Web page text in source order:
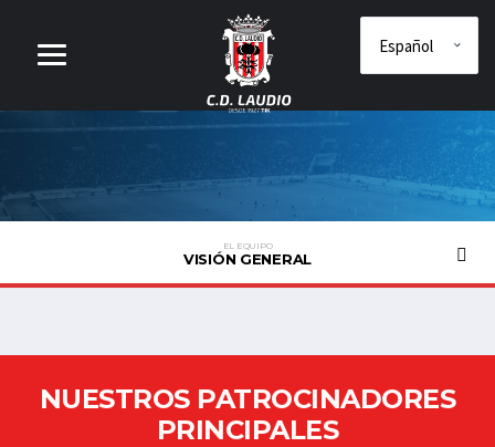
EL EQUIPO
VISIÓN GENERAL
NUESTROS PATROCINADORES
PRINCIPALES